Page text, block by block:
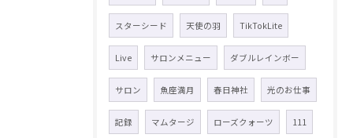
スターシード 天使の羽 TikTokLite
Live サロンメニュー ダブルレインボー
サロン 魚座満月 春日神社 光のお仕事
記録 マムタージ ローズクォーツ 111